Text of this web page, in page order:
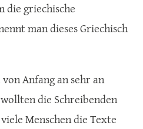
die griechische
man dieses Griechisch
Anfang an sehr an
die Schreibenden
Menschen die Texte